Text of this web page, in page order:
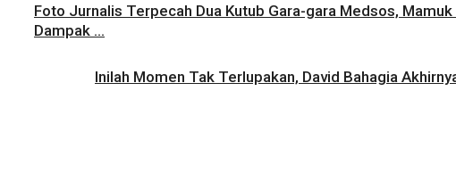
Foto Jurnalis Terpecah Dua Kutub Gara-gara Medsos,
Dampak ...
Inilah Momen Tak Terlupakan, David Bahagia